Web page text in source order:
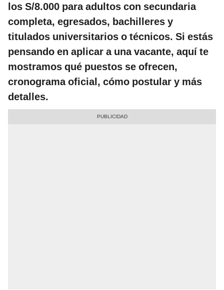
los S/8.000 para adultos con secundaria
completa, egresados, bachilleres y
titulados universitarios o técnicos. Si estás
pensando en aplicar a una vacante, aquí te
mostramos qué puestos se ofrecen,
cronograma oficial, cómo postular y más
detalles.